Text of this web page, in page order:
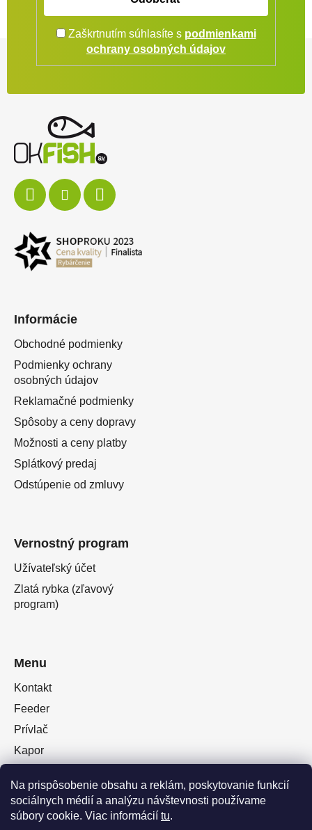
Na prispôsobenie obsahu a reklám, poskytovanie funkcií
sociálnych médií a analýzu návštevnosti používame
súbory cookie. Viac informácií tu.
Zaškrtnutím súhlasíte s podmienkami
ochrany osobných údajov
Informácie
Obchodné podmienky
Podmienky ochrany
osobných údajov
Reklamačné podmienky
Spôsoby a ceny dopravy
Možnosti a ceny platby
Splátkový predaj
Odstúpenie od zmluvy
Vernostný program
Užívateľský účet
Zlatá rybka (zľavový
program)
Menu
Kontakt
Feeder
Prívlač
Kapor
Plávaná
Muškárina